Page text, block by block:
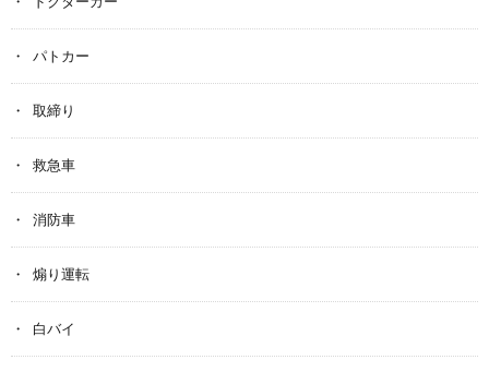
パトカー
取締り
救急車
消防車
煽り運転
白バイ